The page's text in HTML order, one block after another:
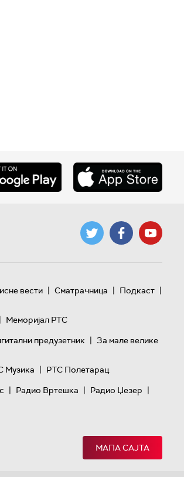
вести | Сматрачница | Подкаст |
| Меморијал РТС
предузетник | За мале велике
Музика | РТС Полетарац
| Радио Вртешка | Радио Џезер |
МАПА САЈТА